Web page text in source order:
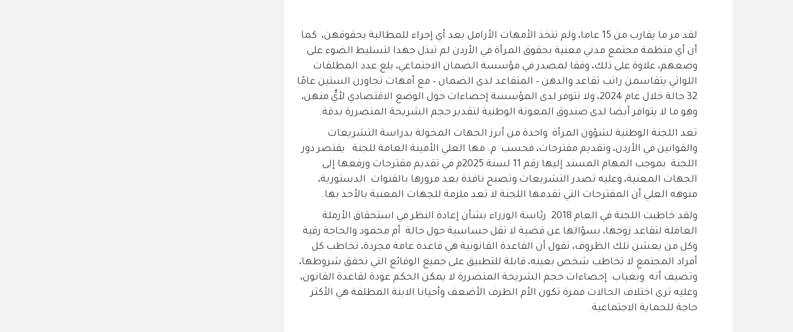
لقد مر ما يقارب من 15 عاما، ولم تتخذ الأمهات الأرامل بعد أي إجراء للمطالبة بحقوقهن، كما
أن أي منظمة مجتمع مدني معنية بحقوق المرأة في الأردن لم تبذل جهدا لتسليط الضوء على
وضعهم، علاوة على ذلك، وفقا لمصدر في مؤسسة الضمان الاجتماعي، بلغ عدد المطلقات
اللواتي يتقاسمن راتب تقاعد والدهن – المتقاعد لدى الضمان – مع أمهات تجاوزن الستين عامًا
32 حالة خلال عام 2024، ولا تتوفر لدى المؤسسة إحصاءات حول الوضع الاقتصادي لأيٍّ منهن،
وهو ما لا يتوافر أيضا لدى صندوق المعونة الوطنية لتقدير حجم الشريحة المتضررة بدقة.
تعد اللجنة الوطنية لشؤون المرأة واحدة من أبرز الجهات المخولة بدراسة التشريعات
والقوانين في الأردن، وتقديم مقترحات، فحسب م. مها العلي الأمينة العامة للجنة يقتصر دور
اللجنة بموجب المهام المسند إليها رقم 11 لسنة 2025م في تقديم مقترحات ورفعها إلى
الجهات المعنية، وعليه تصدر التشريعات وتصبح نافذة بعد مرورها بالقنوات الدستورية،
منوهه العلي أن المقترحات التي تقدمها اللجنة لا تعد ملزمة للجهات المعنية بالأخذ بها.
ولقد خاطبت اللجنة في العام 2018 رئاسة الوزراء بشأن إعادة النظر في استحقاق الأرملة
العاملة لتقاعد زوجها، بسؤالها عن قضية لا تقل حساسية حول حالة أم محمود والحاجة رقية
وكل من يعشن تلك الظروف، تقول أن القاعدة القانونية هي قاعدة عامة مجردة، تخاطب كل
أفراد المجتمع لا تخاطب شخص بعينه، قابلة للتطبيق على جميع الوقائع التي تحقق شروطها،
وتضيف أنه وبغياب إحصاءات حجم الشريحة المتضررة لا يمكن الحكم عودة لقاعدة القانون،
وعليه ترى اختلاف الحالات فمرة تكون الأم الطرف الأضعف وأحيانا الابنة المطلقة هي الأكثر
حاجة للحماية الاجتماعية.